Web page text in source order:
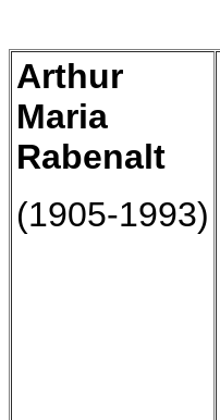
Arthur
Maria
Rabenalt
(1905-1993)